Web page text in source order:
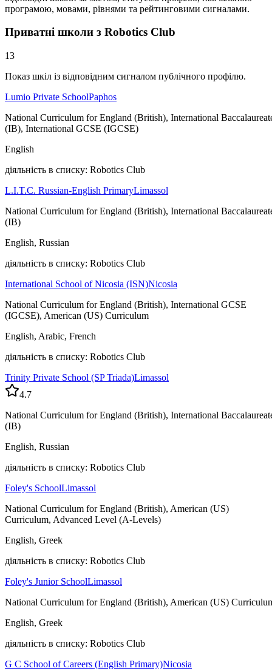
програмою, мовами, рівнями та рейтинговими сигналами.
Приватні школи з Robotics Club
13
Показ шкіл із відповідним сигналом публічного профілю.
Lumio Private SchoolPaphos
National Curriculum for England (British), International
(IB), International GCSE (IGCSE)
English
діяльність в списку: Robotics Club
L.I.T.C. Russian-English PrimaryLimassol
National Curriculum for England (British), International
(IB)
English, Russian
діяльність в списку: Robotics Club
International School of Nicosia (ISN)Nicosia
National Curriculum for England (British), International GCSE
(IGCSE), American (US) Curriculum
English, Arabic, French
діяльність в списку: Robotics Club
Trinity Private School (SP Triada)Limassol
4.7
National Curriculum for England (British), International
(IB)
English, Russian
діяльність в списку: Robotics Club
Foley's SchoolLimassol
National Curriculum for England (British), American (US)
Curriculum, Advanced Level (A-Levels)
English, Greek
діяльність в списку: Robotics Club
Foley's Junior SchoolLimassol
National Curriculum for England (British), American (US)
English, Greek
діяльність в списку: Robotics Club
G C School of Careers (English Primary)Nicosia